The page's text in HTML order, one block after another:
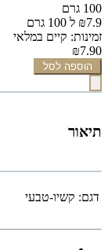
100 גרם
₪7.9 ל 100 גרם
זמינות: קיים במלאי
₪7.90
הוספה לסל
תיאור
דגם: קשיו-טבעי